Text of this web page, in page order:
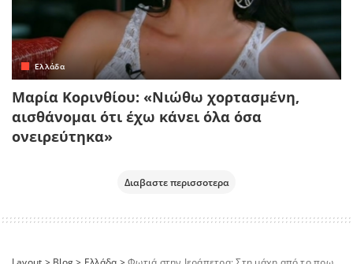
Ελλάδα
Μαρία Κορινθίου: «Νιώθω χορτασμένη,
αισθάνομαι ότι έχω κάνει όλα όσα
ονειρεύτηκα»
Διαβαστε περισσοτερα